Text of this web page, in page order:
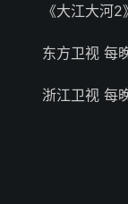
《大江大河
东方卫视 每
浙江卫视 每